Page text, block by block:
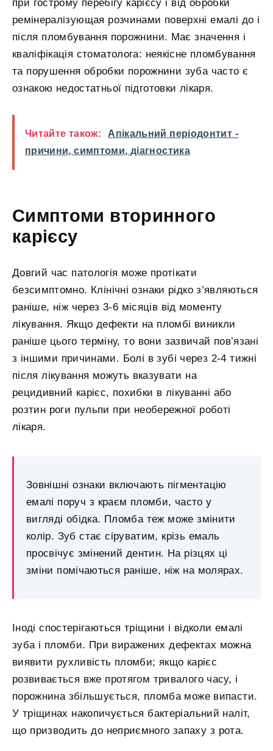
при гострому перебігу карієсу і від обробки
ремінералізующая розчинами поверхні емалі до і
після пломбування порожнини. Має значення і
кваліфікація стоматолога: неякісне пломбування
та порушення обробки порожнини зуба часто є
ознакою недостатньої підготовки лікаря.
Читайте також:
Апікальний періодонтит -
причини, симптоми, діагностика
Симптоми вторинного
карієсу
Довгий час патологія може протікати
безсимптомно. Клінічні ознаки рідко з’являються
раніше, ніж через 3-6 місяців від моменту
лікування. Якщо дефекти на пломбі виникли
раніше цього терміну, то вони зазвичай пов’язані
з іншими причинами. Болі в зубі через 2-4 тижні
після лікування можуть вказувати на
рецидивний карієс, похибки в лікуванні або
розтин роги пульпи при необережної роботі
лікаря.
Зовнішні ознаки включають пігментацію
емалі поруч з краєм пломби, часто у
вигляді обідка. Пломба теж може змінити
колір. Зуб стає сіруватим, крізь емаль
просвічує змінений дентин. На різцях ці
зміни помічаються раніше, ніж на молярах.
Іноді спостерігаються тріщини і відколи емалі
зуба і пломби. При виражених дефектах можна
виявити рухливість пломби; якщо карієс
розвивається вже протягом тривалого часу, і
порожнина збільшується, пломба може випасти.
У тріщинах накопичується бактеріальний наліт,
що призводить до неприємного запаху з рота.